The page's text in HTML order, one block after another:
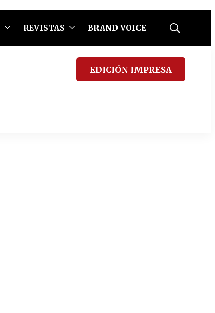
REVISTAS BRAND VOICE
Mostrar
EDICIÓN IMPRESA